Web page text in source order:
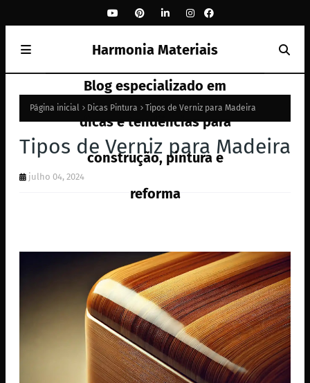
Harmonia Materiais
Blog especializado em
dicas e tendências para
construção, pintura e
reforma
Página inicial Dicas Pintura Tipos de Verniz para Madeira
Tipos de Verniz para Madeira
julho 04, 2024